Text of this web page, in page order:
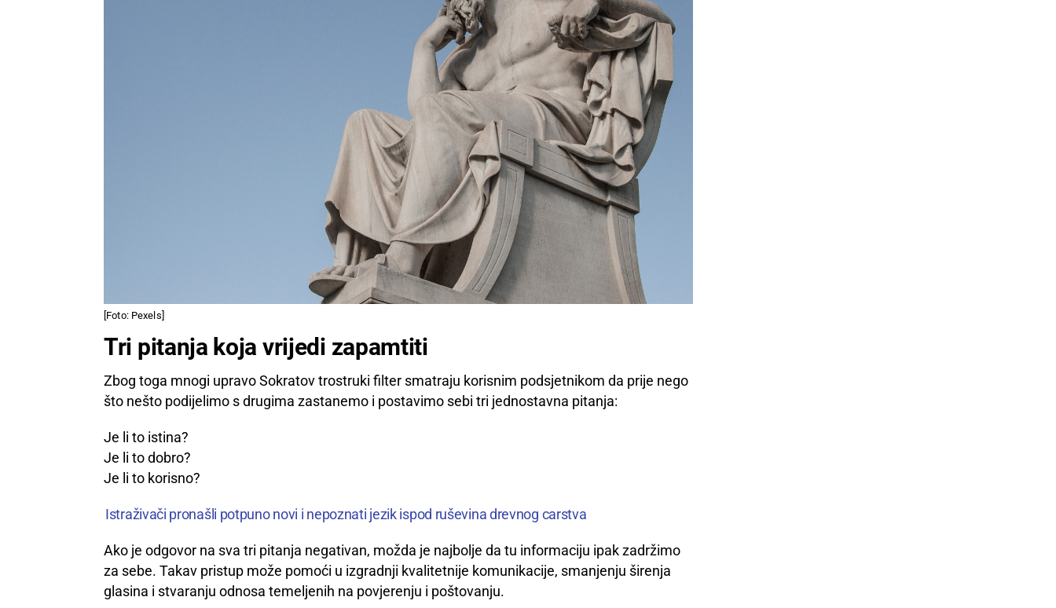
[Foto: Pexels]
Tri pitanja koja vrijedi zapamtiti
Zbog toga mnogi upravo Sokratov trostruki filter smatraju korisnim podsjetnikom da prije nego
što nešto podijelimo s drugima zastanemo i postavimo sebi tri jednostavna pitanja:
Je li to istina?
Je li to dobro?
Je li to korisno?
Istraživači pronašli potpuno novi i nepoznati jezik ispod ruševina drevnog carstva
Ako je odgovor na sva tri pitanja negativan, možda je najbolje da tu informaciju ipak zadržimo
za sebe. Takav pristup može pomoći u izgradnji kvalitetnije komunikacije, smanjenju širenja
glasina i stvaranju odnosa temeljenih na povjerenju i poštovanju.